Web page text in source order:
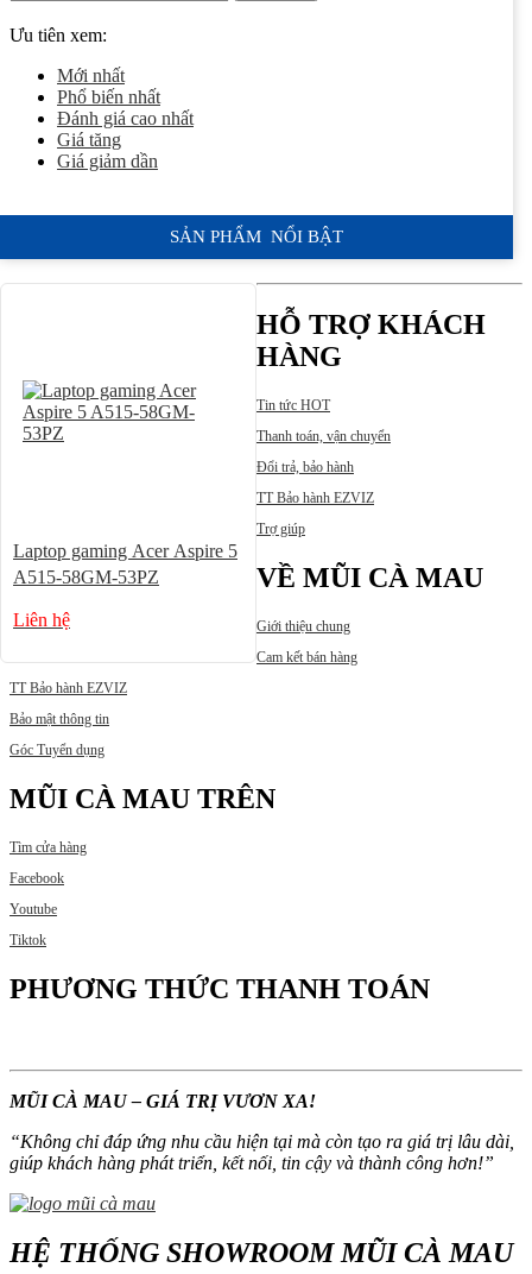
Ưu tiên xem:
Mới nhất
Phổ biến nhất
Đánh giá cao nhất
Giá tăng
Giá giảm dần
SẢN PHẨM NỔI BẬT
Laptop gaming Acer Aspire 5
A515-58GM-53PZ
Liên hệ
HỖ TRỢ KHÁCH
HÀNG
Tin tức HOT
Thanh toán, vận chuyển
Đổi trả, bảo hành
TT Bảo hành EZVIZ
Trợ giúp
VỀ MŨI CÀ MAU
Giới thiệu chung
Cam kết bán hàng
TT Bảo hành EZVIZ
Bảo mật thông tin
Góc Tuyển dụng
MŨI CÀ MAU TRÊN
Tìm cửa hàng
Facebook
Youtube
Tiktok
PHƯƠNG THỨC THANH TOÁN
MŨI CÀ MAU – GIÁ TRỊ VƯƠN XA!
“Không chỉ đáp ứng nhu cầu hiện tại mà còn tạo ra giá trị lâu dài,
giúp khách hàng phát triển, kết nối, tin cậy và thành công hơn!”
HỆ THỐNG SHOWROOM MŨI CÀ MAU